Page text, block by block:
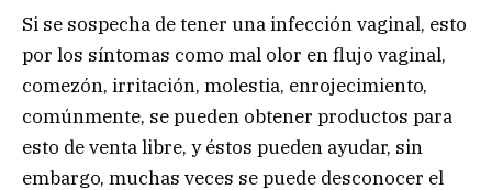
Si se sospecha de tener una infección vaginal, esto
por los síntomas como mal olor en flujo vaginal,
comezón, irritación, molestia, enrojecimiento,
comúnmente, se pueden obtener productos para
esto de venta libre, y éstos pueden ayudar, sin
embargo, muchas veces se puede desconocer el